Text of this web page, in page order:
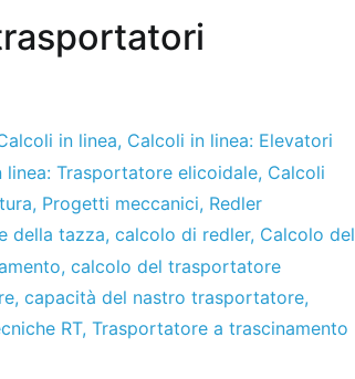
in linea, Calcoli in linea: Elevatori
linea: Trasportatore elicoidale, Calcoli
, Progetti meccanici, Redler
della tazza, calcolo di redler, Calcolo del
, calcolo del trasportatore
, capacità del nastro trasportatore,
RT, Trasportatore a trascinamento